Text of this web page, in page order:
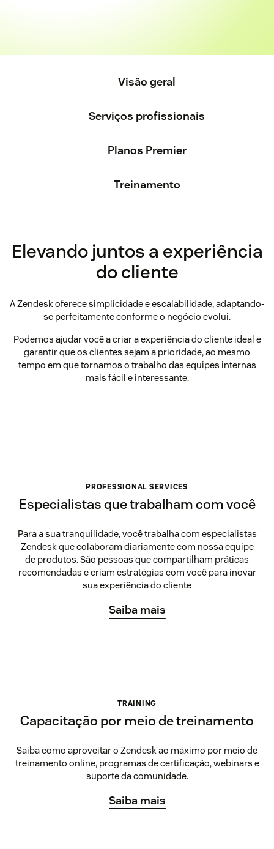
Visão geral
Serviços profissionais
Planos Premier
Treinamento
Elevando juntos a experiência
do cliente
A Zendesk oferece simplicidade e escalabilidade, adaptando-
se perfeitamente conforme o negócio evolui.
Podemos ajudar você a criar a experiência do cliente ideal e
garantir que os clientes sejam a prioridade, ao mesmo
tempo em que tornamos o trabalho das equipes internas
mais fácil e interessante.
PROFESSIONAL SERVICES
Especialistas que trabalham com você
Para a sua tranquilidade, você trabalha com especialistas
Zendesk que colaboram diariamente com nossa equipe
de produtos. São pessoas que compartilham práticas
recomendadas e criam estratégias com você para inovar
sua experiência do cliente
Saiba mais
TRAINING
Capacitação por meio de treinamento
Saiba como aproveitar o Zendesk ao máximo por meio de
treinamento online, programas de certificação, webinars e
suporte da comunidade.
Saiba mais